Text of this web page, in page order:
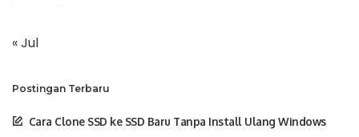
« Jul
Postingan Terbaru
Cara Clone SSD ke SSD Baru Tanpa Install Ulang Windows